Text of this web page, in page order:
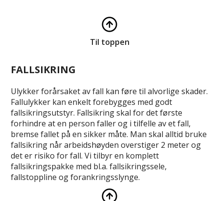
Til toppen
FALLSIKRING
Ulykker forårsaket av fall kan føre til alvorlige skader.
Fallulykker kan enkelt forebygges med godt
fallsikringsutstyr. Fallsikring skal for det første
forhindre at en person faller og i tilfelle av et fall,
bremse fallet på en sikker måte. Man skal alltid bruke
fallsikring når arbeidshøyden overstiger 2 meter og
det er risiko for fall. Vi tilbyr en komplett
fallsikringspakke med bl.a. fallsikringssele,
fallstoppline og forankringsslynge.